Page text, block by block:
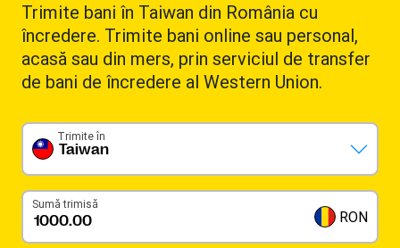
Trimite bani în Taiwan din România cu
încredere. Trimite bani online sau personal,
acasă sau din mers, prin serviciul de transfer
de bani de încredere al Western Union.
Taiwan
Trimite în
Sumă trimisă
RON